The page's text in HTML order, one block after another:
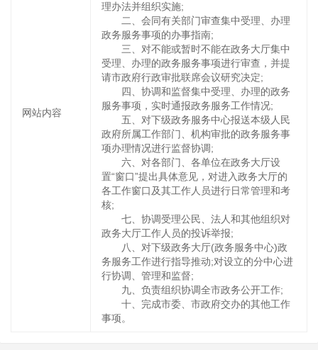
网站内容
理办法并组织实施;
二、会同有关部门审查集中受理、办理
政务服务事项的办事指南;
三、对不能或暂时不能在政务大厅集中
受理、办理的政务服务事项进行审查，并提
请市政府行政审批联席会议研究决定;
四、协调和监督集中受理、办理的政务
服务事项，实时通报政务服务工作情况;
五、对下级政务服务中心报送本级人民
政府所属工作部门、机构审批的政务服务事
项办理情况进行监督协调;
六、对各部门、各单位在政务大厅设
置“窗口”提出具体意见，对进入政务大厅的
各工作窗口及其工作人员进行日常管理和考
核;
七、协调受理公民、法人和其他组织对
政务大厅工作人员的投诉举报;
八、对下级政务大厅(政务服务中心)政
务服务工作进行指导推动;对设立的分中心进
行协调、管理和监督;
九、负责组织协调全市政务公开工作;
十、完成市委、市政府交办的其他工作
事项。